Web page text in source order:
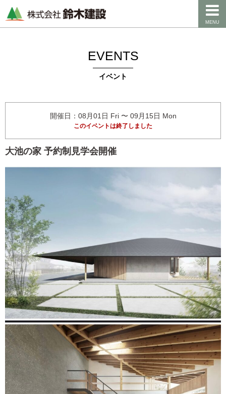
MENU
EVENTS
イベント
開催日：08月01日 Fri 〜 09月15日 Mon
このイベントは終了しました
大池の家 予約制見学会開催